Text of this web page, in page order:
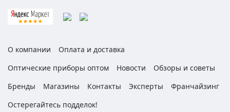
О компании
Оплата и доставка
Оптические приборы оптом
Новости
Обзоры и советы
Бренды
Магазины Контакты Эксперты
Франчайзинг
Остерегайтесь подделок!